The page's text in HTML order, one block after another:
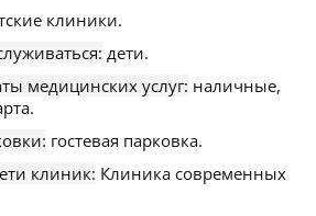
клиники.
дети.
медицинских услуг: наличные,
гостевая парковка.
клиник: Клиника современных